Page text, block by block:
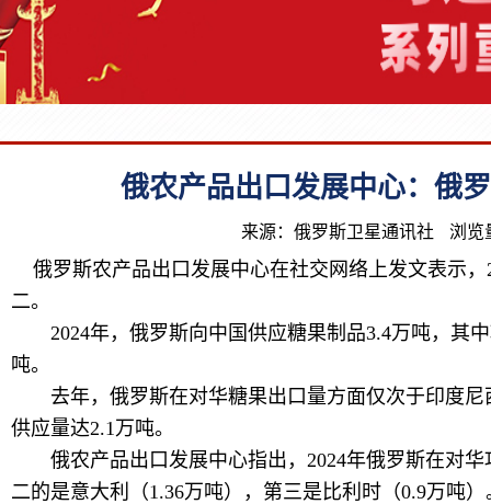
俄农产品出口发展中心：俄
来源：俄罗斯卫星通讯社 浏览
俄罗斯农产品出口发展中心在社交网络上发文表示
二。
2024年，俄罗斯向中国供应糖果制品3.4万吨，其中
吨。
去年，俄罗斯在对华糖果出口量方面仅次于印度尼
供应量达2.1万吨。
俄农产品出口发展中心指出，2024年俄罗斯在对华
二的是意大利（1.36万吨），第三是比利时（0.9万吨）